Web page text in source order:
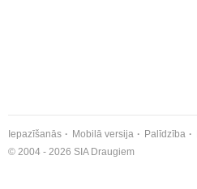
Iepazīšanās Mobilā versija Palīdzība
© 2004 - 2026 SIA Draugiem